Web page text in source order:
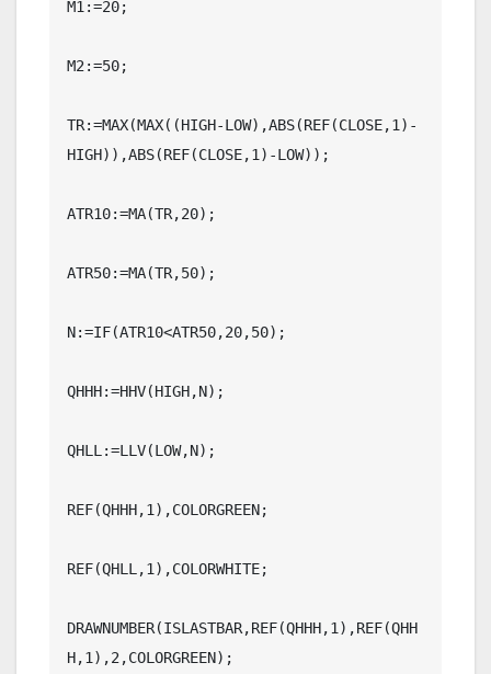
M1:=20;
M2:=50;
TR:=MAX(MAX((HIGH-LOW),ABS(REF(CLOSE,1)-
HIGH)),ABS(REF(CLOSE,1)-LOW));
ATR10:=MA(TR,20);
ATR50:=MA(TR,50);
N:=IF(ATR10<ATR50,20,50);
QHHH:=HHV(HIGH,N);
QHLL:=LLV(LOW,N);
REF(QHHH,1),COLORGREEN;
REF(QHLL,1),COLORWHITE;
DRAWNUMBER(ISLASTBAR,REF(QHHH,1),REF(QHH
H,1),2,COLORGREEN);